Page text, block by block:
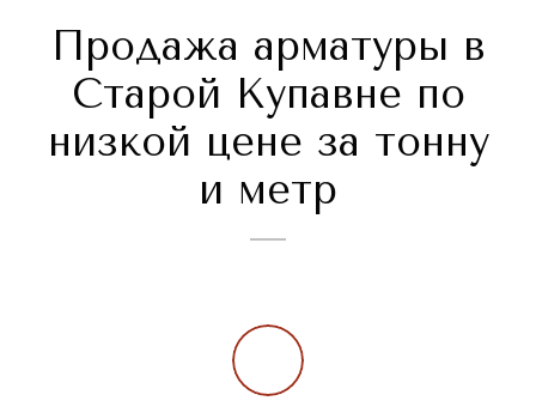
Продажа арматуры в
Старой Купавне по
низкой цене за тонну
и метр